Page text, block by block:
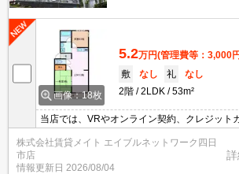
画像：18枚
5.2万円(管理費等：3,000
敷
なし 礼
なし
2階
2LDK 53m²
当店では、VRやオンライン契約、クレジット
りWEBのみでの契約も可能ですのでお気軽に
株式会社賃貸メイト エイブルネットワーク四日
市店
情報更新日 2026/08/04